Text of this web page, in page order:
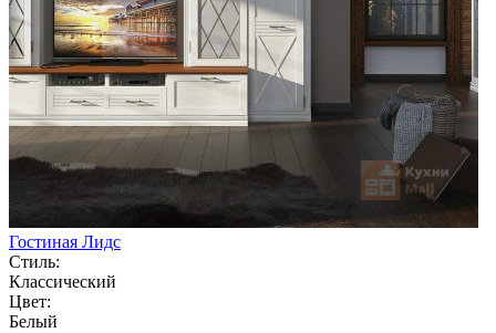
Гостиная Лидс
Стиль:
Классический
Цвет:
Белый